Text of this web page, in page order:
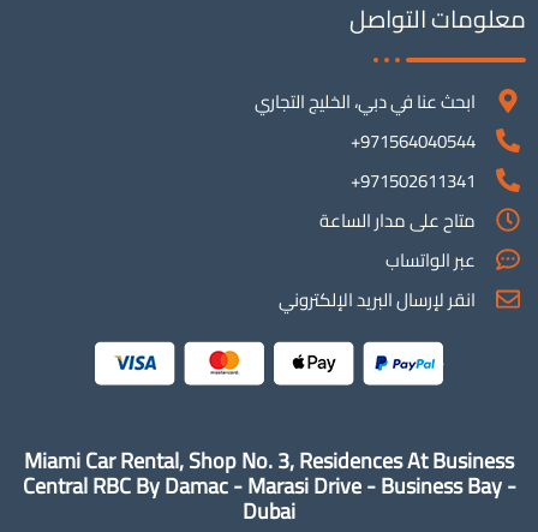
معلومات التواصل
ابحث عنا في دبي، الخليج التجاري
971564040544+
971502611341+
متاح على مدار الساعة
عبر الواتساب
انقر لإرسال البريد الإلكتروني
Miami Car Rental, Shop No. 3, Residences At Business
Central RBC By Damac - Marasi Drive - Business Bay -
Dubai